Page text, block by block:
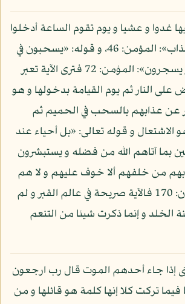
غدوا و عشيا و يوم تقوم الساعة أدخلوا
آل فرعون أشد العذاب»: المؤمن: 46، و قوله: «يسحبون في
الحميم ثم في النار يسجرون»: المؤمن: 72 فترى الآية تعبر
النار ثم يوم القيامة بدخولها و هو
عن عذابهم بالسحب في الحميم ثم
الاشتعال و قوله تعالى: «بل أحياء عند
بما آتاهم الله من فضله و يستبشرون
بهم من خلفهم ألا خوف عليهم و لا هم
يحزنون»: آل عمران: 170 فالآية صريحة في عالم القبر و لم
الخلد و إنما ذكرت شيئا من التنعم
إذا جاء أحدهم الموت قال رب ارجعون
تركت كلا إنها كلمة هو قائلها و من